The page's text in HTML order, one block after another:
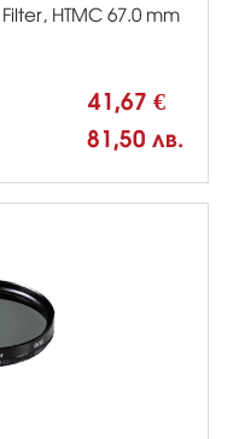
HTMC 67.0 mm
41,67 €
81,50 лв.